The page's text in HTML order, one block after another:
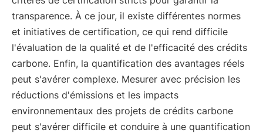
transparence. À ce jour, il existe différentes normes
et initiatives de certification, ce qui rend difficile
l'évaluation de la qualité et de l'efficacité des crédits
carbone. Enfin, la quantification des avantages réels
peut s'avérer complexe. Mesurer avec précision les
réductions d'émissions et les impacts
environnementaux des projets de crédits carbone
peut s'avérer difficile et conduire à une quantification